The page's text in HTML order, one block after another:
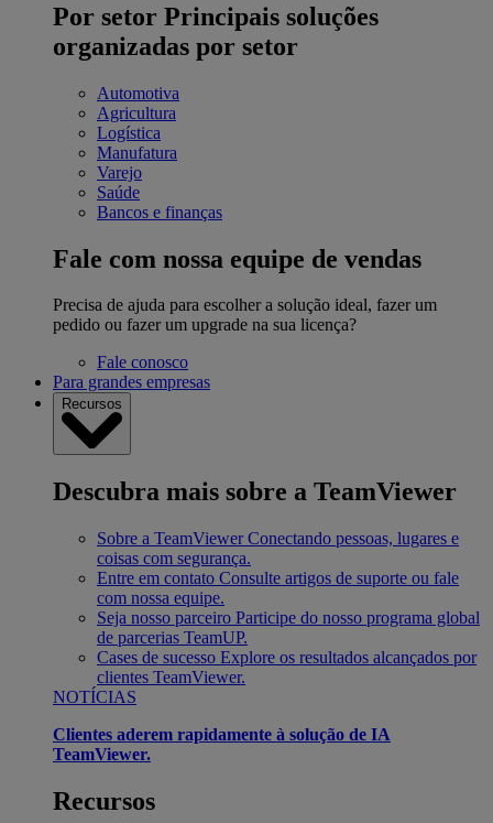
Por setor Principais soluções
organizadas por setor
Automotiva
Agricultura
Logística
Manufatura
Varejo
Saúde
Bancos e finanças
Fale com nossa equipe de vendas
Precisa de ajuda para escolher a solução ideal, fazer um
pedido ou fazer um upgrade na sua licença?
Fale conosco
Para grandes empresas
Recursos
Descubra mais sobre a TeamViewer
Sobre a TeamViewer Conectando pessoas, lugares e
coisas com segurança.
Entre em contato Consulte artigos de suporte ou fale
com nossa equipe.
Seja nosso parceiro Participe do nosso programa global
de parcerias TeamUP.
Cases de sucesso Explore os resultados alcançados por
clientes TeamViewer.
NOTÍCIAS
Clientes aderem rapidamente à solução de IA
TeamViewer.
Recursos